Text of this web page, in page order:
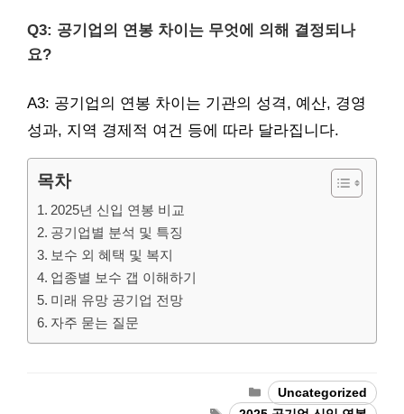
Q3: 공기업의 연봉 차이는 무엇에 의해 결정되나
요?
A3: 공기업의 연봉 차이는 기관의 성격, 예산, 경영
성과, 지역 경제적 여건 등에 따라 달라집니다.
목차
2025년 신입 연봉 비교
공기업별 분석 및 특징
보수 외 혜택 및 복지
업종별 보수 갭 이해하기
미래 유망 공기업 전망
자주 묻는 질문
Categories
Uncategorized
Tags